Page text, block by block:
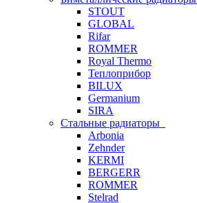
STOUT
GLOBAL
Rifar
ROMMER
Royal Thermo
Теплоприбор
BILUX
Germanium
SIRA
Стальные радиаторы
Arbonia
Zehnder
KERMI
BERGERR
ROMMER
Stelrad